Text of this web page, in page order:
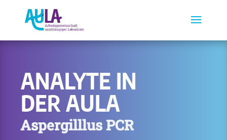
ANALYTE IN
DER AULA
Aspergilllus PCR